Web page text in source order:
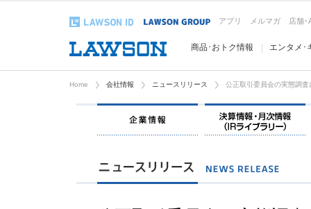
アプリ メルマガ 店舗･
商品･おトク情報 エンタメ･
Home 会社情報 ニュースリリース 公正取引委員会の実態調
企業情報